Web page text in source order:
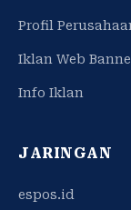
Profil
Iklan Web
Info Iklan
JARINGAN
espos.id